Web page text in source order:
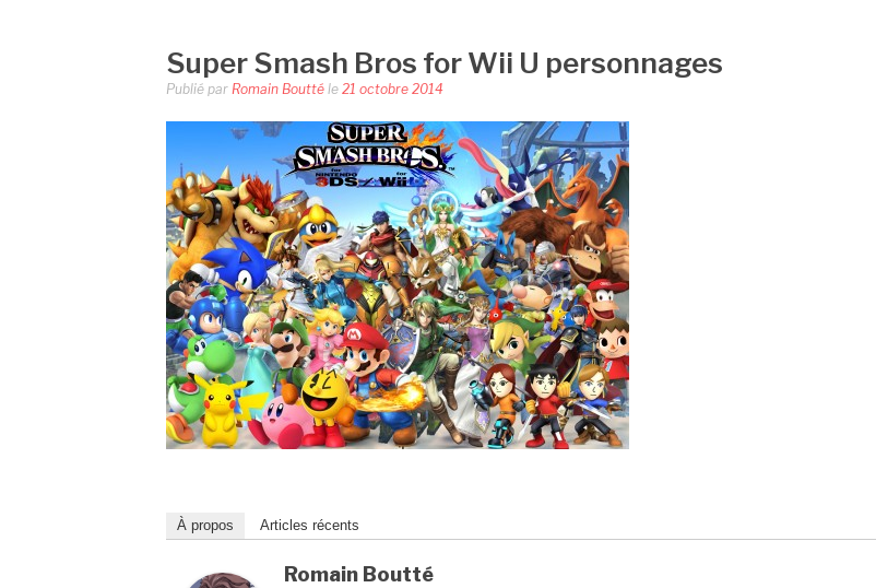
Super Smash Bros for Wii U personnages
Publié par Romain Boutté le 21 octobre 2014
À propos Articles récents
Romain Boutté